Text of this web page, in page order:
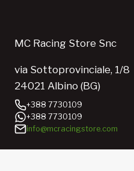
MC Racing Store Snc
via Sottoprovinciale, 1/8
24021 Albino (BG)
+388 7730109
+388 7730109
info@mcracingstore.com